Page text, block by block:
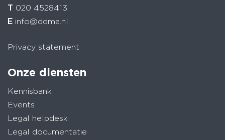
T 020 4528413
E info@ddma.nl
Privacy statement
Onze diensten
Kennisbank
Events
Legal helpdesk
Legal documentatie